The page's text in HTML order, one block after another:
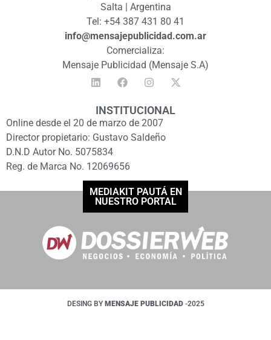
Salta | Argentina
Tel: +54 387 431 80 41
info@mensajepublicidad.com.ar
Comercializa:
Mensaje Publicidad (Mensaje S.A)
INSTITUCIONAL
Online desde el 20 de marzo de 2007
Director propietario: Gustavo Saldeño
D.N.D Autor No. 5075834
Reg. de Marca No. 12069656
MEDIAKIT PAUTÁ EN
NUESTRO PORTAL
DESING BY MENSAJE PUBLICIDAD -2025